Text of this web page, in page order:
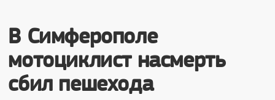
В Симферополе
мотоциклист насмерть
сбил пешехода